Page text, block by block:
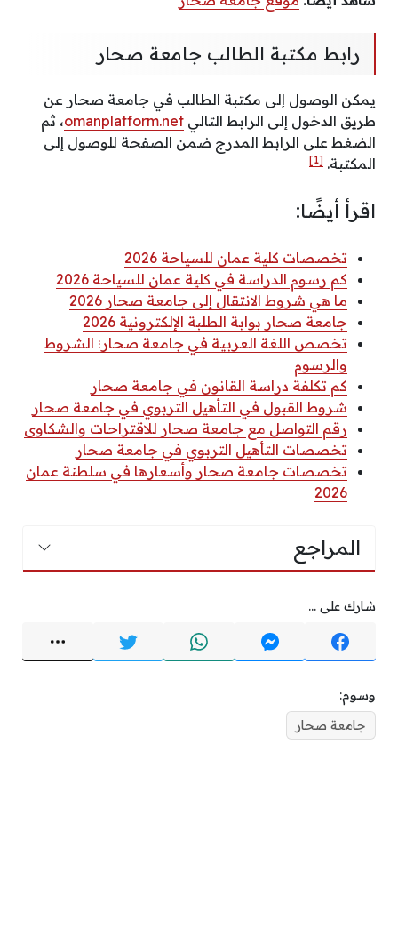
رابط مكتبة الطالب جامعة صحار
يمكن الوصول إلى مكتبة الطالب في جامعة صحار عن
طريق الدخول إلى الرابط التالي omanplatform.net، ثم
الضغط على الرابط المدرج ضمن الصفحة للوصول إلى
المكتبة. [1]
اقرأ أيضًا:
تخصصات كلية عمان للسياحة 2026
كم رسوم الدراسة في كلية عمان للسياحة 2026
ما هي شروط الانتقال إلى جامعة صحار 2026
جامعة صحار بوابة الطلبة الإلكترونية 2026
تخصص اللغة العربية في جامعة صحار؛ الشروط
والرسوم
كم تكلفة دراسة القانون في جامعة صحار
شروط القبول في التأهيل التربوي في جامعة صحار
رقم التواصل مع جامعة صحار للاقتراحات والشكاوى
تخصصات التأهيل التربوي في جامعة صحار
تخصصات جامعة صحار وأسعارها في سلطنة عمان
2026
المراجع
شارك على ...
وسوم:
جامعة صحار